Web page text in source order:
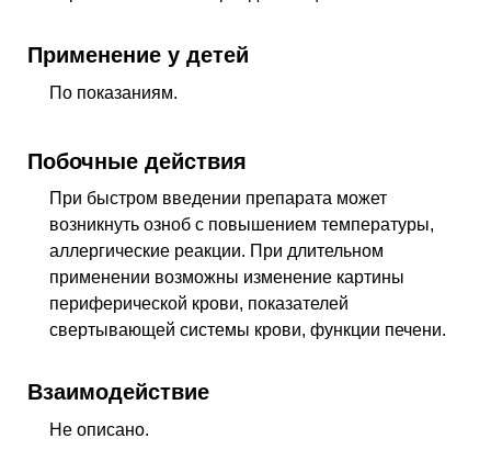
Применение у детей
По показаниям.
Побочные действия
При быстром введении препарата может
возникнуть озноб с повышением температуры,
аллергические реакции. При длительном
применении возможны изменение картины
периферической крови, показателей
свертывающей системы крови, функции печени.
Взаимодействие
Не описано.